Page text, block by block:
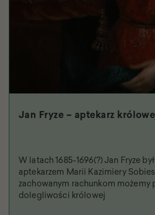
Jan Fryze – aptekarz
W latach 1685-1696(?) Jan Fryze
aptekarzem Marii Kazimiery
zachowanym rachunkom możemy
dolegliwości królowej